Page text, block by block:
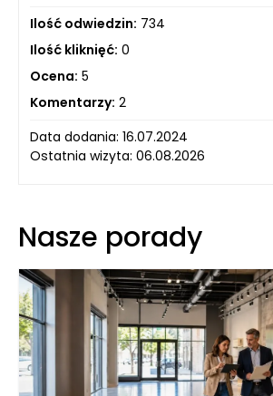
Ilość odwiedzin: 734
Ilość kliknięć: 0
Ocena: 5
Komentarzy: 2
Data dodania: 16.07.2024
Ostatnia wizyta: 06.08.2026
Nasze porady